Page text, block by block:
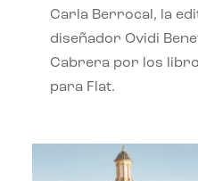
Carla Berrocal, la
diseñador Ovidi
Cabrera por los
para Flat.